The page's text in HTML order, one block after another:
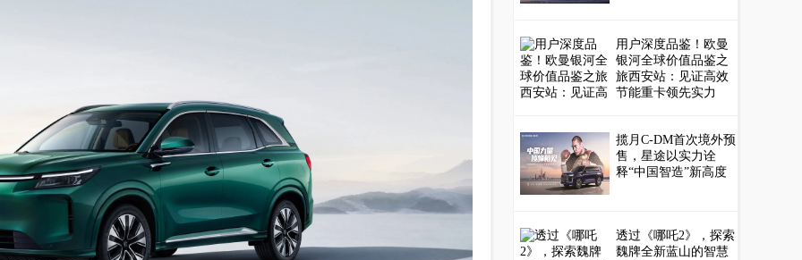
用户深度品鉴！欧曼
银河全球价值品鉴之
旅西安站：见证高效
节能重卡领先实力
揽月C-DM首次境外预
售，星途以实力诠
释“中国智造”新高度
透过《哪吒2》，探索
魏牌全新蓝山的智慧